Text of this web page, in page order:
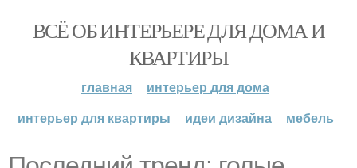
ВСЁ ОБ ИНТЕРЬЕРЕ ДЛЯ ДОМА И
КВАРТИРЫ
главная
интерьер для дома
интерьер для квартиры
идеи дизайна мебель